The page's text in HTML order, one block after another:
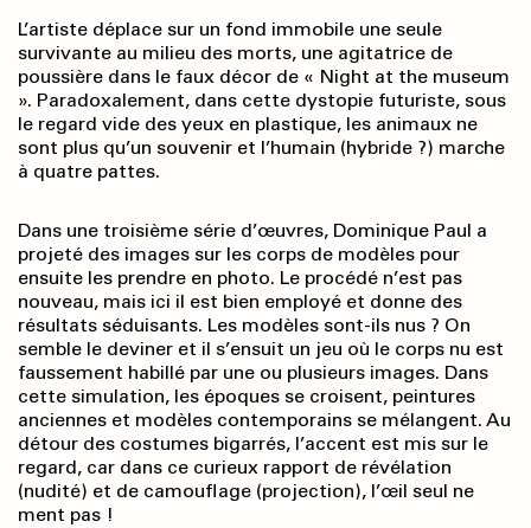
L’artiste déplace sur un fond immobile une seule
survivante au milieu des morts, une agitatrice de
poussière dans le faux décor de « Night at the museum
». Paradoxalement, dans cette dystopie futuriste, sous
le regard vide des yeux en plastique, les animaux ne
sont plus qu’un souvenir et l’humain (hybride ?) marche
à quatre pattes.
Dans une troisième série d’œuvres, Dominique Paul a
projeté des images sur les corps de modèles pour
ensuite les prendre en photo. Le procédé n’est pas
nouveau, mais ici il est bien employé et donne des
résultats séduisants. Les modèles sont-ils nus ? On
semble le deviner et il s’ensuit un jeu où le corps nu est
faussement habillé par une ou plusieurs images. Dans
cette simulation, les époques se croisent, peintures
anciennes et modèles contemporains se mélangent. Au
détour des costumes bigarrés, l’accent est mis sur le
regard, car dans ce curieux rapport de révélation
(nudité) et de camouflage (projection), l’œil seul ne
ment pas !